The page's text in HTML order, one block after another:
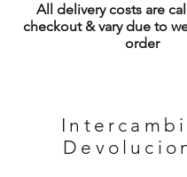
All delivery costs are
checkout & vary due to
order